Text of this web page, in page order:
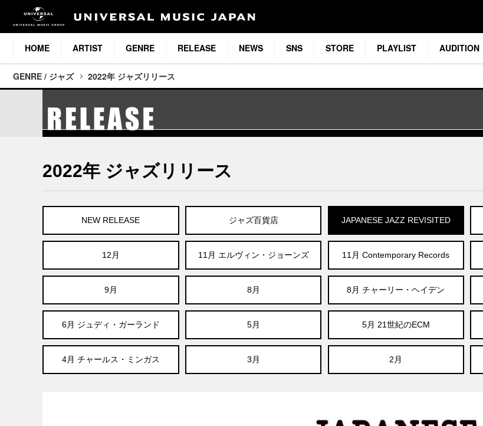
HOME ARTIST GENRE RELEASE NEWS SNS STORE PLAYLIST AUDITION
GENRE / ジャズ 2022年 ジャズリリース
2022年 ジャズリリース
NEW RELEASE ジャズ百貨店 JAPANESE JAZZ REVISITED
12月 11月 エルヴィン・ジョーンズ 11月 Contemporary Records
9月 8月 8月 チャーリー・ヘイデン
6月 ジュディ・ガーランド 5月 5月 21世紀のECM
4月 チャールス・ミンガス 3月 2月